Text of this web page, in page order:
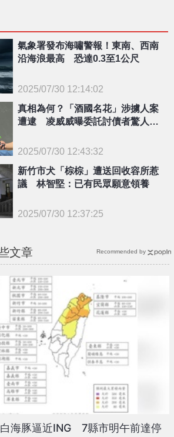
氣象署發布海嘯警報！東南、西南
沿海浪最高 恐達0.3至1公尺
2025/07/30 12:14:02
真相為何？「酒國名花」涉擄人案
遭逮 凌威威曝委託討債者驚人身
2025/07/30 12:43:32
新竹市犬「棕棕」遭送回收容所惹
議 林智堅：已有民眾願意領養
2025/07/30 12:37:25
文章
海豚逼近ING 7縣市明午前達停
Recommended by